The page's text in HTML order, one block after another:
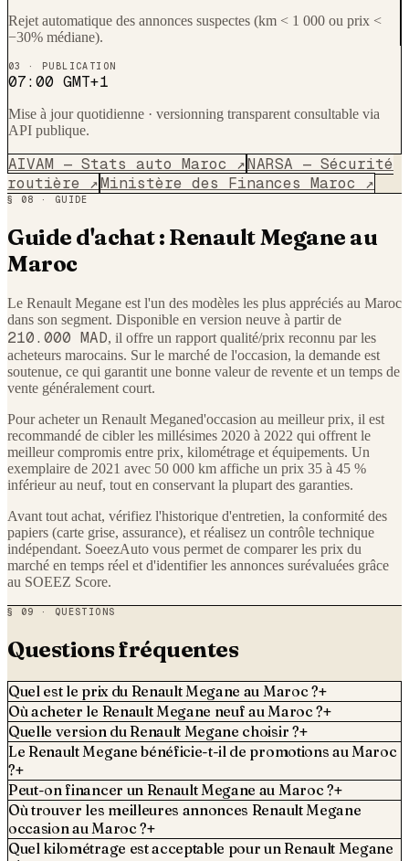
Rejet automatique des annonces suspectes (km < 1 000 ou prix <
−30% médiane).
03 · PUBLICATION
07:00 GMT+1
Mise à jour quotidienne · versionning transparent consultable via
API publique.
AIVAM — Stats auto Maroc ↗NARSA — Sécurité
routière ↗Ministère des Finances Maroc ↗
§ 08 · GUIDE
Guide d'achat : RenaultMegane au
Maroc
Le Renault Megane est l'un des modèles les plus appréciés au Maroc
dans son segment. Disponible en version neuve à partir de
210.000 MAD, il offre un rapport qualité/prix reconnu par les
acheteurs marocains. Sur le marché de l'occasion, la demande est
soutenue, ce qui garantit une bonne valeur de revente et un temps de
vente généralement court.
Pour acheter un Renault Meganed'occasion au meilleur prix, il est
recommandé de cibler les millésimes 2020 à 2022 qui offrent le
meilleur compromis entre prix, kilométrage et équipements. Un
exemplaire de 2021 avec 50 000 km affiche un prix 35 à 45 %
inférieur au neuf, tout en conservant la plupart des garanties.
Avant tout achat, vérifiez l'historique d'entretien, la conformité des
papiers (carte grise, assurance), et réalisez un contrôle technique
indépendant. SoeezAuto vous permet de comparer les prix du
marché en temps réel et d'identifier les annonces surévaluées grâce
au SOEEZ Score.
§ 09 · QUESTIONS
Questions fréquentes
Quel est le prix du Renault Megane au Maroc ?+
Où acheter le Renault Megane neuf au Maroc ?+
Quelle version du Renault Megane choisir ?+
Le Renault Megane bénéficie-t-il de promotions au Maroc
?+
Peut-on financer un Renault Megane au Maroc ?+
Où trouver les meilleures annonces Renault Megane
occasion au Maroc ?+
Quel kilométrage est acceptable pour un Renault Megane